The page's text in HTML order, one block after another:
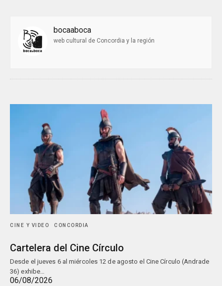
bocaaboca
web cultural de Concordia y la región
CINE Y VIDEO CONCORDIA
Cartelera del Cine Círculo
Desde el jueves 6 al miércoles 12 de agosto el Cine Círculo (Andrade
36) exhibe…
06/08/2026